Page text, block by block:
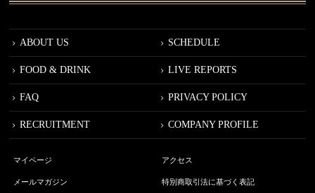
ABOUT US SCHEDULE
FOOD & DRINK LIVE REPORTS
FAQ PRIVACY POLICY
RECRUITMENT COMPANY PROFILE
マイページ アクセス
メールマガジン 特別商取引法に基づく表記